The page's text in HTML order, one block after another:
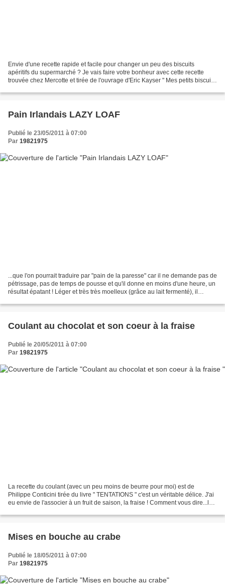
Envie d'une recette rapide et facile pour changer un peu des biscuits
apéritifs du supermarché ? Je vais faire votre bonheur avec cette recette
trouvée chez Mercotte et tirée de l'ouvrage d'Eric Kayser " Mes petits biscuits
Pain Irlandais LAZY LOAF
Publié le 23/05/2011 à 07:00
Par 19821975
...que l'on pourrait traduire par "pain de la paresse" car il ne demande pas de
pétrissage, pas de temps de pousse et qu'il donne en moins d'une heure, un
résultat épatant ! Léger et très très moelleux (grâce au lait fermenté), il
Coulant au chocolat et son coeur à la fraise
Publié le 20/05/2011 à 07:00
Par 19821975
La recette du coulant (avec un peu moins de beurre pour moi) est de
Philippe Conticini tirée du livre " TENTATIONS " c'est un véritable délice. J'ai
eu envie de l'associer à un fruit de saison, la fraise ! Comment vous dire...le
Mises en bouche au crabe
Publié le 18/05/2011 à 07:00
Par 19821975